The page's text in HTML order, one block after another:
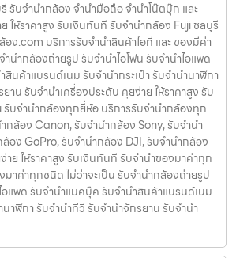
รับจํานํากล้อง จำนำมือถือ จำนำโน๊ตบุ๊ก และ
ให้ราคาสูง รับเงินทันที รับจำนำกล้อง Fuji ชลบุรี
อง.com บริการรับจํานําสินค้าไอที และ ของมีค่า
นํากล้องถ่ายรูป รับจํานําไอโฟน รับจํานําไอแพด
นค้าแบรนด์เนม รับจํานํากระเป๋า รับจํานํานาฬิกา
าน รับจํานําเครื่องประดับ คุยง่าย ให้ราคาสูง รับ
บจำนำกล้องทุกยี่ห้อ บริการรับจำนำกล้องทุก
กล้อง Canon, รับจำนำกล้อง Sony, รับจำนำ
อง GoPro, รับจำนำกล้อง DJI, รับจำนำกล้อง
ย ให้ราคาสูง รับเงินทันที รับจำนำของมาค่าทุก
าค่าทุกชนิด ไม่ว่าจะเป็น รับจํานํากล้องถ่ายรูป
อแพด รับจํานําแมคบุ๊ค รับจํานําสินค้าแบรนด์เนม
นาฬิกา รับจํานําทีวี รับจํานําจักรยาน รับจํานํา